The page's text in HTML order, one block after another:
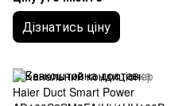
Дізнатись ціну